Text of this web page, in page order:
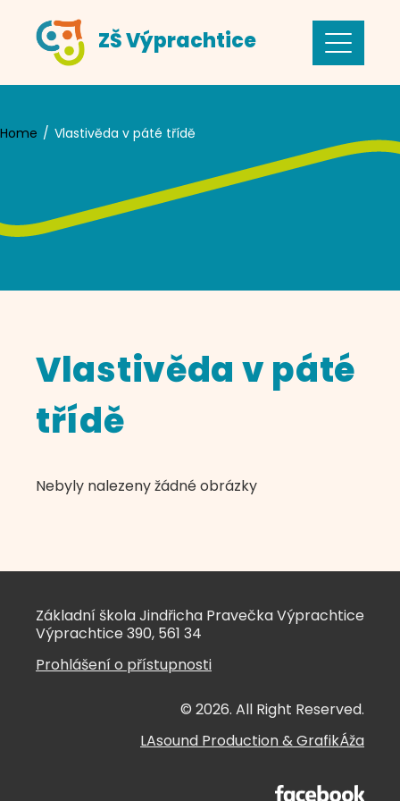
content
ZŠ Výprachtice
Home Vlastivěda v páté třídě
Vlastivěda v páté
třídě
Nebyly nalezeny žádné obrázky
Základní škola Jindřicha Pravečka Výprachtice
Výprachtice 390, 561 34
Prohlášení o přístupnosti
© 2026. All Right Reserved.
LAsound Production&GrafikÁža